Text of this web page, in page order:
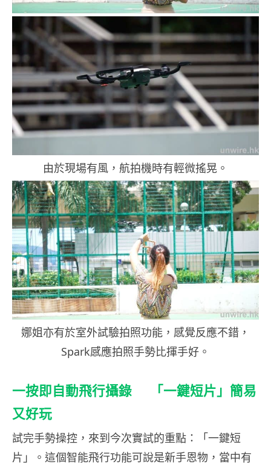
由於現場有風，航拍機時有輕微搖晃。
娜姐亦有於室外試驗拍照功能，感覺反應不錯，
Spark感應拍照手勢比揮手好。
一按即自動飛行攝錄 「一鍵短片」簡易
又好玩
試完手勢操控，來到今次實試的重點：「一鍵短
片」。這個智能飛行功能可說是新手恩物，當中有